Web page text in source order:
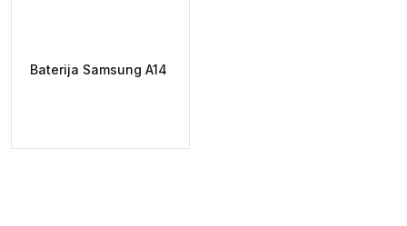
Baterija Samsung A14